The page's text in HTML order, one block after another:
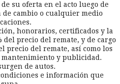
su oferta en el acto luego de
cambio o cualquier medio
honorarios, certificados y la
del precio del remate, y de cargo
precio del remate, así como los
mantenimiento y publicidad.
de autos.
e información que